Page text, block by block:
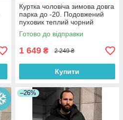
Куртка чоловіча зимова довга
парка до -20. Подовжений
пуховик теплий чорний
Туреччина. Живе фото
Готово до відправки
1 649 ₴ 2 249 ₴
Купити
–26%